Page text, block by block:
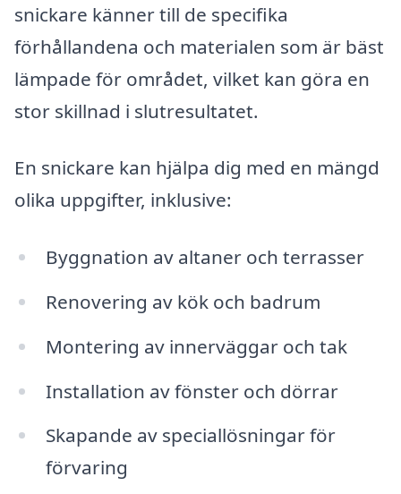
snickare känner till de specifika
förhållandena och materialen som är bäst
lämpade för området, vilket kan göra en
stor skillnad i slutresultatet.
En snickare kan hjälpa dig med en mängd
olika uppgifter, inklusive:
Byggnation av altaner och terrasser
Renovering av kök och badrum
Montering av innerväggar och tak
Installation av fönster och dörrar
Skapande av speciallösningar för
förvaring